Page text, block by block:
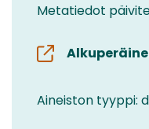
Metatiedot
Aineiston tyyppi: